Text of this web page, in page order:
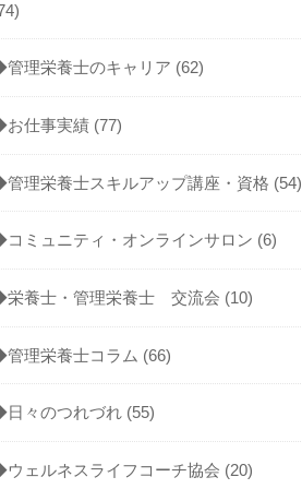
理栄養士のキャリア (62)
仕事実績 (77)
理栄養士スキルアップ講座・資格 (54)
ミュニティ・オンラインサロン (6)
養士・管理栄養士 交流会 (10)
理栄養士コラム (66)
々のつれづれ (55)
ェルネスライフコーチ協会 (20)